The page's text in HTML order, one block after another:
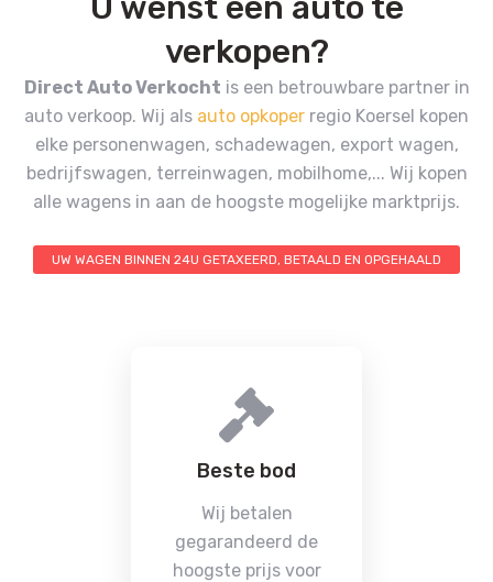
verkopen?
Direct Auto Verkocht is een betrouwbare partner in
auto verkoop. Wij als auto opkoper regio Koersel kopen
elke personenwagen, schadewagen, export wagen,
bedrijfswagen, terreinwagen, mobilhome,... Wij kopen
alle wagens in aan de hoogste mogelijke marktprijs.
UW WAGEN BINNEN 24U GETAXEERD, BETAALD EN OPGEHAALD
Beste bod
Wij betalen
gegarandeerd de
hoogste prijs voor